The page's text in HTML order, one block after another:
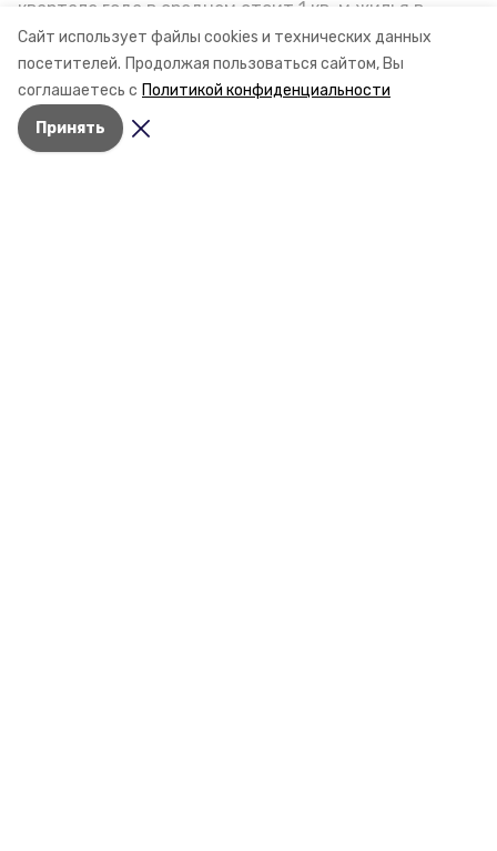
Сайт использует файлы cookies и технических данных
посетителей. Продолжая пользоваться сайтом, Вы
соглашаетесь с Политикой конфиденциальности
Принять
квартале года в среднем стоит 1 кв. м жилья в
городах и округах региона, как изменился спрос на
первичку и вторичку, какова себестоимость
стройки собственного жилья в этом году и какие
прогнозы о стоимости квадратных метров дают
эксперты, выясняла корреспондент «Победы26».